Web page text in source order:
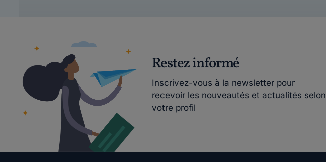
Restez informé
Inscrivez-vous à la newsletter pour
recevoir les nouveautés et actualités selon
votre profil